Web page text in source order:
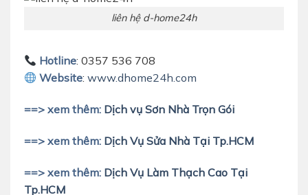
liên hệ d-home24h
Hotline: 0357 536 708
Website:www.dhome24h.com
==> xem thêm: Dịch vụ Sơn Nhà Trọn Gói
==> xem thêm: Dịch Vụ Sửa Nhà Tại Tp.HCM
==> xem thêm: Dịch Vụ Làm Thạch Cao Tại
Tp.HCM